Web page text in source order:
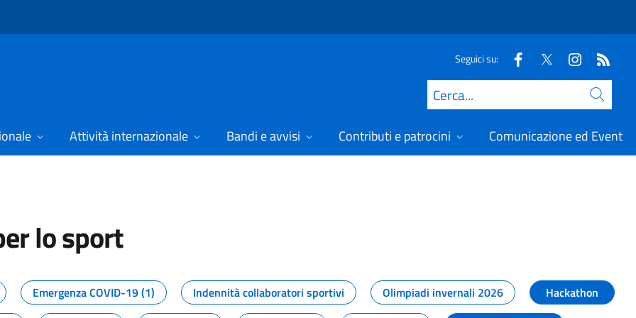
Seguici su:
Cerca
Attività internazionale Bandi e avvisi Contributi e patrocini Comunicazione ed Eventi
lo sport
dal Dipartimento per lo sport
Emergenza COVID-19 (1) Indennità collaboratori sportivi Olimpiadi invernali 2026
Hackathon